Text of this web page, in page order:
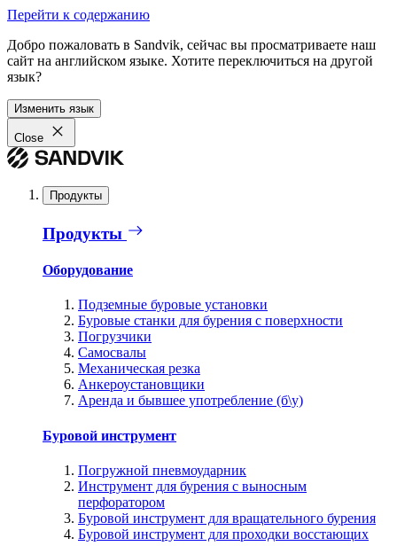
Перейти к содержанию
Добро пожаловать в Sandvik, сейчас вы просматриваете наш
сайт на английском языке. Хотите переключиться на другой
язык?
Изменить язык
Close
Продукты
Продукты
Оборудование
Подземные буровые установки
Буровые станки для бурения с поверхности
Погрузчики
Самосвалы
Механическая резка
Анкероустановщики
Аренда и бывшее употребление (б\у)
Буровой инструмент
Погружной пневмоударник
Инструмент для бурения с выносным
перфоратором
Буровой инструмент для вращательного бурения
Буровой инструмент для проходки восстающих